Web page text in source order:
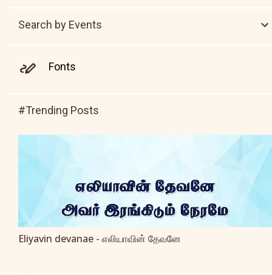
Search by Events
Fonts
#Trending Posts
Eliyavin devanae - எலியாவின் தேவனே